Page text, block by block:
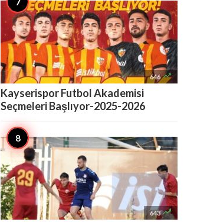
646 
Kayserispor Futbol Akademisi
Seçmeleri Başlıyor-2025-2026
643 